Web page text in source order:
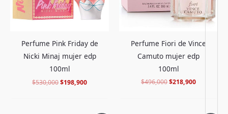
Perfume Pink Friday de
Nicki Minaj mujer edp
100ml
$530,000$198,900
Perfume Fiori de Vince
Camuto mujer edp
100ml
$496,000$218,900